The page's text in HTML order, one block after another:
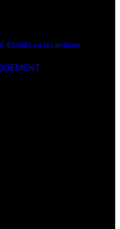
83380 Les Issambres